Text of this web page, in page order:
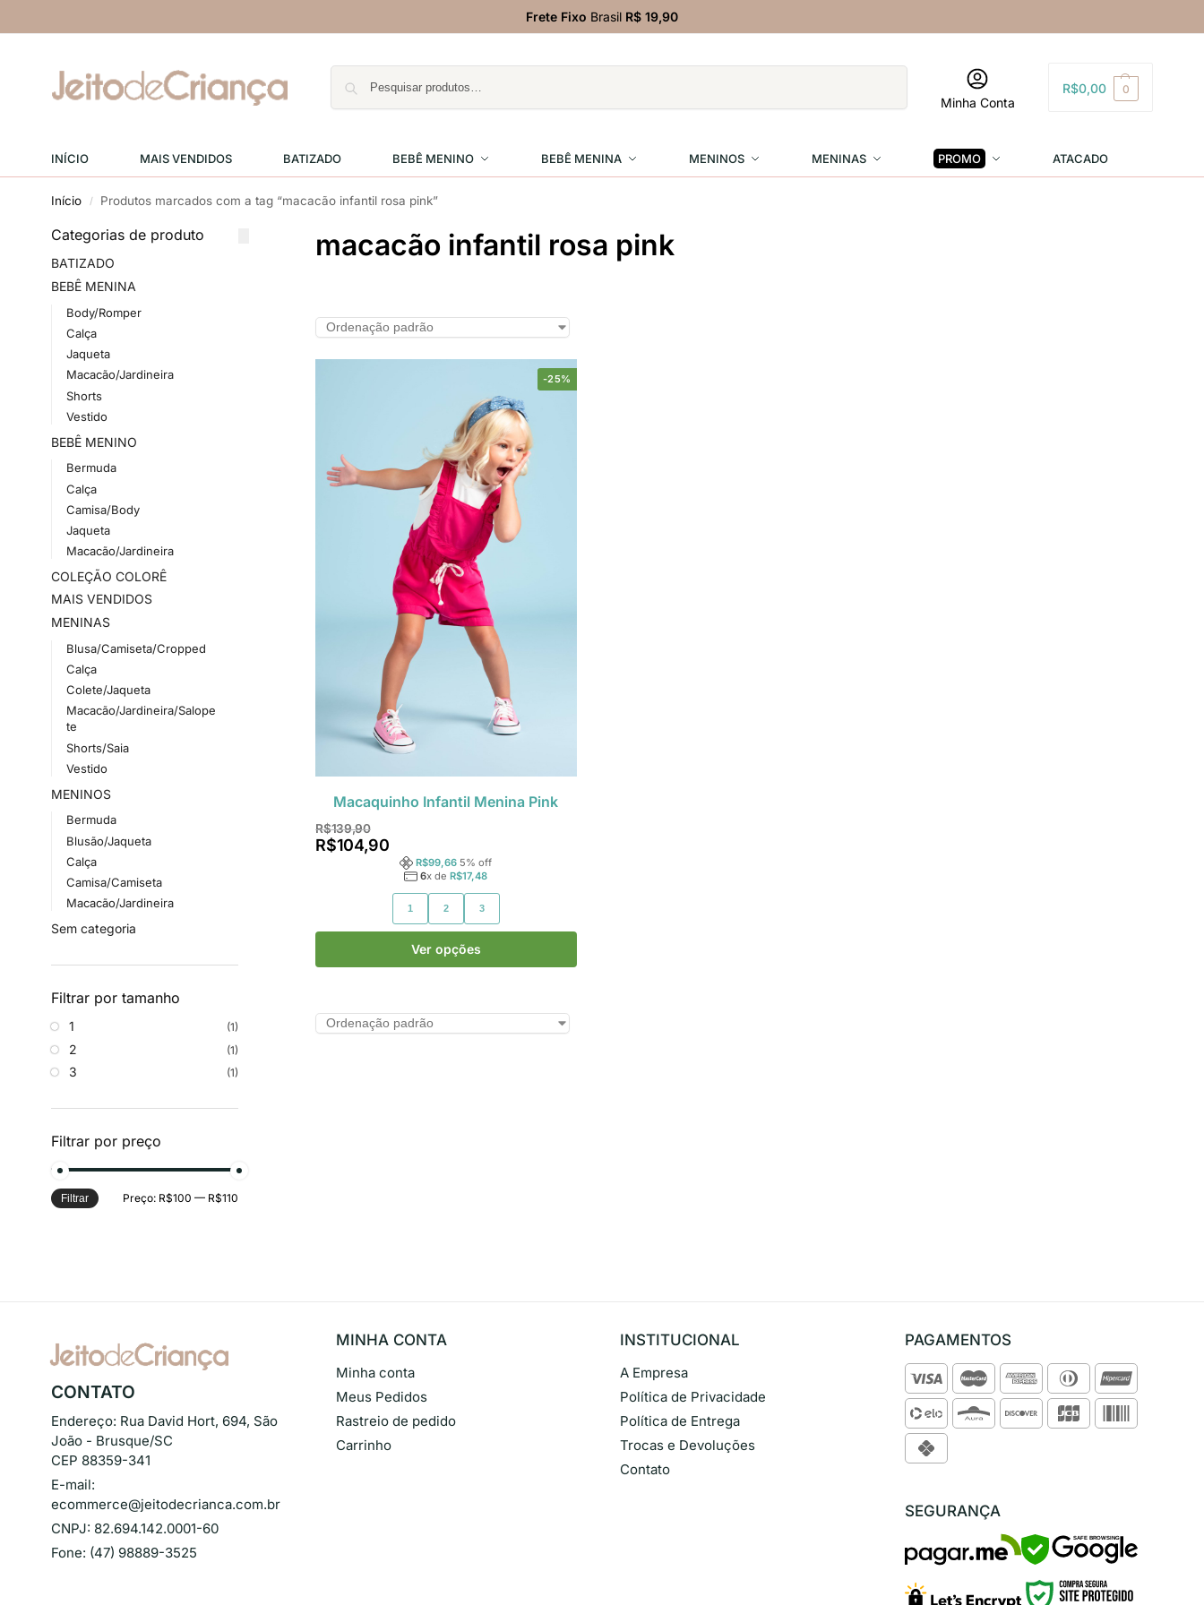
Frete Fixo Brasil R$ 19,90
Minha Conta
R$0,00 0
INÍCIO MAIS VENDIDOS BATIZADO BEBÊ MENINO BEBÊ MENINA MENINOS MENINAS PROMO ATACADO
Início / Produtos marcados com a tag “macacão infantil rosa pink”
macacão infantil rosa pink
-25%
Macaquinho Infantil Menina Pink
R$139,90
R$104,90
R$99,66 5% off
6x deR$17,48
1 2 3
Ver opções
Categorias de produto
BATIZADO
BEBÊ MENINA
Body/Romper
Calça
Jaqueta
Macacão/Jardineira
Shorts
Vestido
BEBÊ MENINO
Bermuda
Calça
Camisa/Body
Jaqueta
Macacão/Jardineira
COLEÇÃO COLORÊ
MAIS VENDIDOS
MENINAS
Blusa/Camiseta/Cropped
Calça
Colete/Jaqueta
Macacão/Jardineira/Salope
te
Shorts/Saia
Vestido
MENINOS
Bermuda
Blusão/Jaqueta
Calça
Camisa/Camiseta
Macacão/Jardineira
Sem categoria
Filtrar por tamanho
1 (1)
2 (1)
3 (1)
Filtrar por preço
Filtrar Preço: R$100 — R$110
CONTATO
Endereço: Rua David Hort, 694, São
João - Brusque/SC
CEP 88359-341
E-mail:
ecommerce@jeitodecrianca.com.br
CNPJ: 82.694.142.0001-60
Fone: (47) 98889-3525
MINHA CONTA
Minha conta
Meus Pedidos
Rastreio de pedido
Carrinho
INSTITUCIONAL
A Empresa
Política de Privacidade
Política de Entrega
Trocas e Devoluções
Contato
PAGAMENTOS
SEGURANÇA
SAFE BROWSING